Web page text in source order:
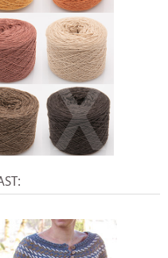
X